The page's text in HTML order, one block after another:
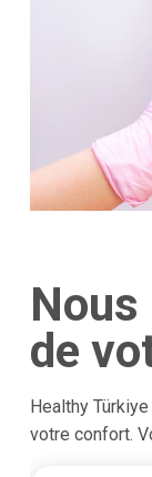
de
Healthy
votre confort.